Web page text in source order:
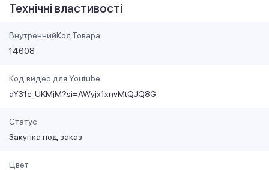
Технічні властивості
ВнутреннийКодТовара
14608
Код видео для Youtube
aY31c_UKMjM?si=AWyjx1xnvMtQJQ8G
Статус
Закупка под заказ
Цвет